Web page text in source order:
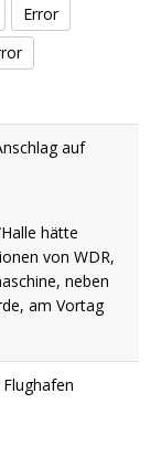
Error
auf
hätte
von WDR,
neben
am Vortag